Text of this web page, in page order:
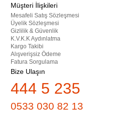
Müşteri İlişkileri
Mesafeli Satış Sözleşmesi
Üyelik Sözleşmesi
Gizlilik & Güvenlik
K.V.K.K Aydınlatma
Kargo Takibi
Alışverişsiz Ödeme
Fatura Sorgulama
Bize Ulaşın
444 5 235
0533 030 82 13